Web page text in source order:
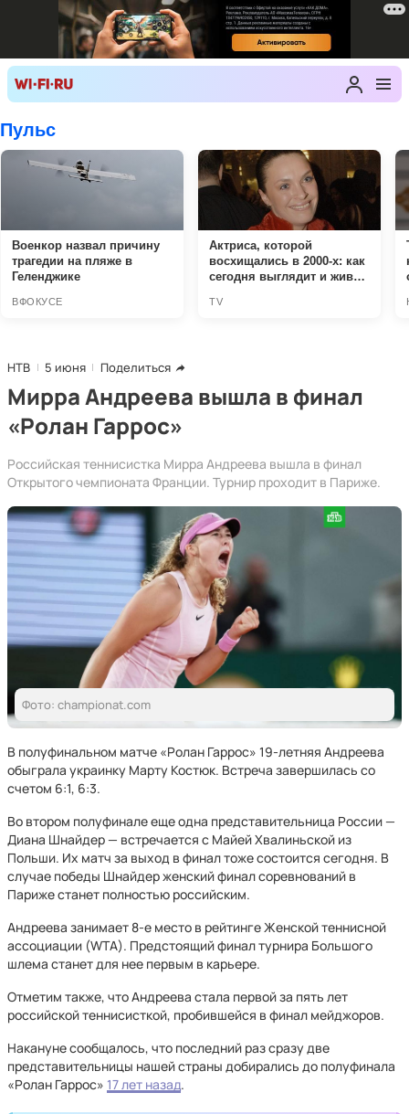
НТВ 5 июня Поделиться
Мирра Андреева вышла в финал
«Ролан Гаррос»
Российская теннисистка Мирра Андреева вышла в финал
Открытого чемпионата Франции. Турнир проходит в Париже.
Фото: championat.com
В полуфинальном матче «Ролан Гаррос» 19-летняя Андреева
обыграла украинку Марту Костюк. Встреча завершилась со
счетом 6:1, 6:3.
Во втором полуфинале еще одна представительница России —
Диана Шнайдер — встречается с Майей Хвалиньской из
Польши. Их матч за выход в финал тоже состоится сегодня. В
случае победы Шнайдер женский финал соревнований в
Париже станет полностью российским.
Андреева занимает 8-е место в рейтинге Женской теннисной
ассоциации (WTA). Предстоящий финал турнира Большого
шлема станет для нее первым в карьере.
Отметим также, что Андреева стала первой за пять лет
российской теннисисткой, пробившейся в финал мейджоров.
Накануне сообщалось, что последний раз сразу две
представительницы нашей страны добирались до полуфинала
«Ролан Гаррос» 17 лет назад.